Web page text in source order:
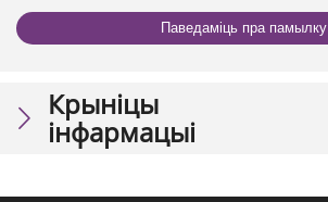
Паведаміць пра памылку
Крыніцы
інфармацыі